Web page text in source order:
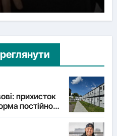
прихисток
постійного